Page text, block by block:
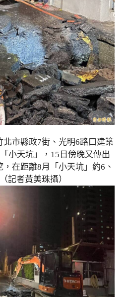
市縣政7街、光明6路口建築
小天坑」，15日傍晚又傳出
在距離8月「小天坑」約6、
記者黃美珠攝）